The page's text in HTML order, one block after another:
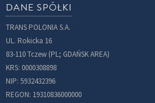
DANE SPÓŁKI
TRANS POLONIA S.A.
UL. Rokicka 16
83-110 Tczew (PL; GDAŃSK AREA)
KRS: 0000308898
NIP: 5932432396
REGON: 19310836000000